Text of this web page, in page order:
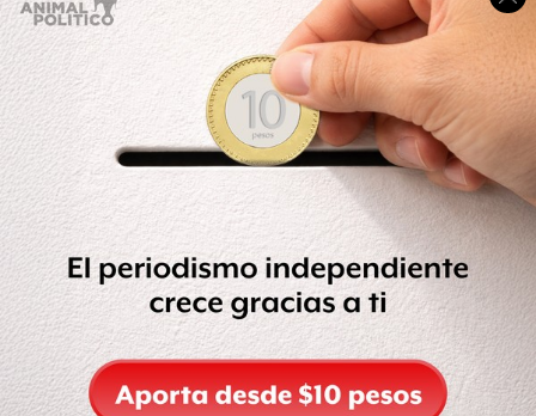
Compartir
Compartir Leer después
OCULTAR COMENTARIOS